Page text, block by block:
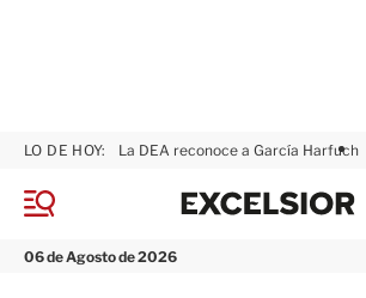
M
n
06 de Agosto de 2026
LO DE HOY: La DEA reconoce a García Harfuch
x